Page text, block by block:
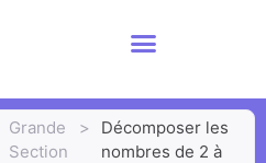
Grande
Section
>
Décomposer les
nombres de 2 à